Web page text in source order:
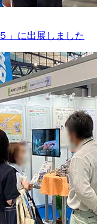
」に出展しました